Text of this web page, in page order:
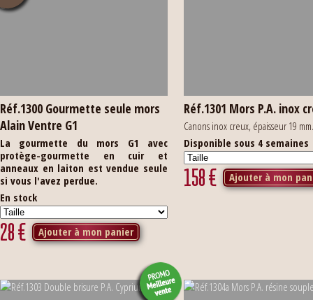
Réf.1300 Gourmette seule mors
Alain Ventre G1
La gourmette du mors G1 avec
protège-gourmette en cuir et
anneaux en laiton est vendue seule
si vous l'avez perdue.
En stock
28€ Ajouter à mon panier
Réf.1301 Mors P.A. inox
Canons inox creux, épaisseur 19
Disponible sous 4 semaines
158€ Ajouter à mon